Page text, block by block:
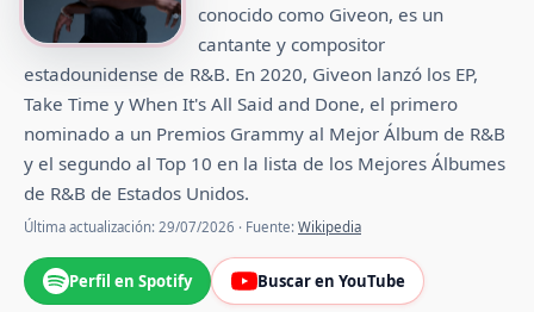
conocido como Giveon, es un
cantante y compositor
estadounidense de R&B. En 2020, Giveon lanzó los EP,
Take Time y When It's All Said and Done, el primero
nominado a un Premios Grammy al Mejor Álbum de R&B
y el segundo al Top 10 en la lista de los Mejores Álbumes
de R&B de Estados Unidos.
Última actualización: 29/07/2026 · Fuente: Wikipedia
Perfil en Spotify Buscar en YouTube